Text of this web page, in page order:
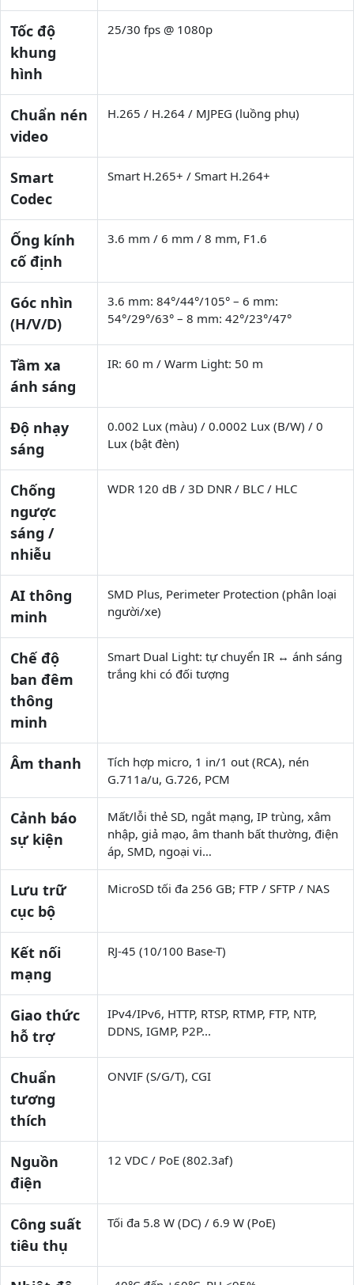
Tốc độ
khung
hình
25/30 fps @ 1080p
Chuẩn nén
video
H.265 / H.264 / MJPEG (luồng phụ)
Smart
Codec
Smart H.265+ / Smart H.264+
Ống kính
cố định
3.6 mm / 6 mm / 8 mm, F1.6
Góc nhìn
(H/V/D)
3.6 mm: 84°/44°/105° – 6 mm:
54°/29°/63° – 8 mm: 42°/23°/47°
Tầm xa
ánh sáng
IR: 60 m / Warm Light: 50 m
Độ nhạy
sáng
0.002 Lux (màu) / 0.0002 Lux (B/W) / 0
Lux (bật đèn)
Chống
ngược
sáng /
nhiễu
WDR 120 dB / 3D DNR / BLC / HLC
AI thông
minh
SMD Plus, Perimeter Protection (phân loại
người/xe)
Chế độ
ban đêm
thông
minh
Smart Dual Light: tự chuyển IR ↔ ánh sáng
trắng khi có đối tượng
Âm thanh
Tích hợp micro, 1 in/1 out (RCA), nén
G.711a/u, G.726, PCM
Cảnh báo
sự kiện
Mất/lỗi thẻ SD, ngắt mạng, IP trùng, xâm
nhập, giả mạo, âm thanh bất thường, điện
áp, SMD, ngoại vi…
Lưu trữ
cục bộ
MicroSD tối đa 256 GB; FTP / SFTP / NAS
Kết nối
mạng
RJ-45 (10/100 Base-T)
Giao thức
hỗ trợ
IPv4/IPv6, HTTP, RTSP, RTMP, FTP, NTP,
DDNS, IGMP, P2P...
Chuẩn
tương
thích
ONVIF (S/G/T), CGI
Nguồn
điện
12 VDC / PoE (802.3af)
Công suất
tiêu thụ
Tối đa 5.8 W (DC) / 6.9 W (PoE)